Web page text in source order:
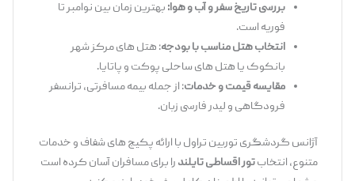
بررسی تاریخ سفر و آب و هوا:بهترین زمان بین نوامبر تا
فوریه است.
انتخاب هتل مناسب با بودجه: هتل‌ های مرکز شهر
بانکوک یا هتل ‌های ساحلی پوکت و پاتایا.
مقایسه قیمت و خدمات: از جمله بیمه مسافرتی، ترانسفر
فرودگاهی و لیدر فارسی زبان.
آژانس گردشگری توربین تراول با ارائه پکیج ‌های شفاف و خدمات
متنوع، انتخابتور اقساطی تایلندرا برای مسافران آسان کرده است